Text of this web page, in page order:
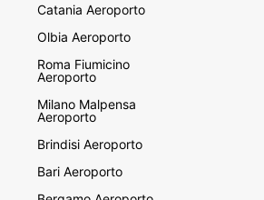
Catania Aeroporto
Olbia Aeroporto
Roma Fiumicino
Aeroporto
Milano Malpensa
Aeroporto
Brindisi Aeroporto
Bari Aeroporto